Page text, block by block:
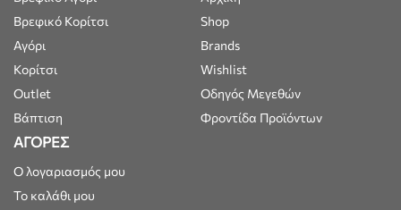
Βρεφικό Κορίτσι
Αγόρι
Κορίτσι
Outlet
Βάπτιση
Shop
Brands
Wishlist
Οδηγός Μεγεθών
Φροντίδα Προϊόντων
ΑΓΟΡΕΣ
Ο λογαριασμός μου
Το καλάθι μου